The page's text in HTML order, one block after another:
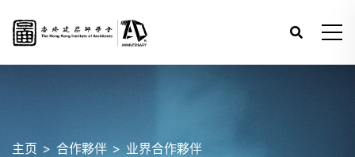
主页 合作夥伴 业界合作夥伴